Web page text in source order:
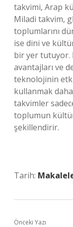
takvimi, Arap
Miladi takvim,
toplumlarını
ise dini ve
bir yer tutuyor.
avantajları ve
teknolojinin
kullanmak
takvimler
toplumun
şekillendirir.
Tarih:
Önceki Yazı